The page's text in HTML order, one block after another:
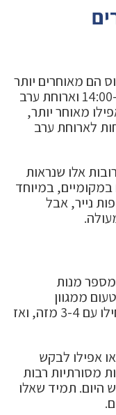
הם מאוחרים יותר
מהמקובל – ארוחת צהריים ב-14:00-15:00 וארוחת ערב
אפילו מאוחר יותר,
לארוחת ערב
אלו שנראות
במיוחד
נייר, אבל
מספר מנות
ממגוון
המאכלים ויוצר אווירה חברתית. התחילו עם 3-4 מזה, ואז
אפילו לבקש
מסורתיות רבות
היום. תמיד שאלו